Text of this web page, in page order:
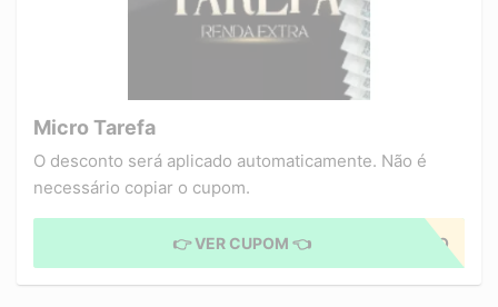
Micro Tarefa
O desconto será aplicado automaticamente. Não é
necessário copiar o cupom.
CUPOM APLICADO
👉 VER CUPOM 👈